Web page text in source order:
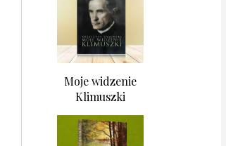
Moje widzenie
Klimuszki